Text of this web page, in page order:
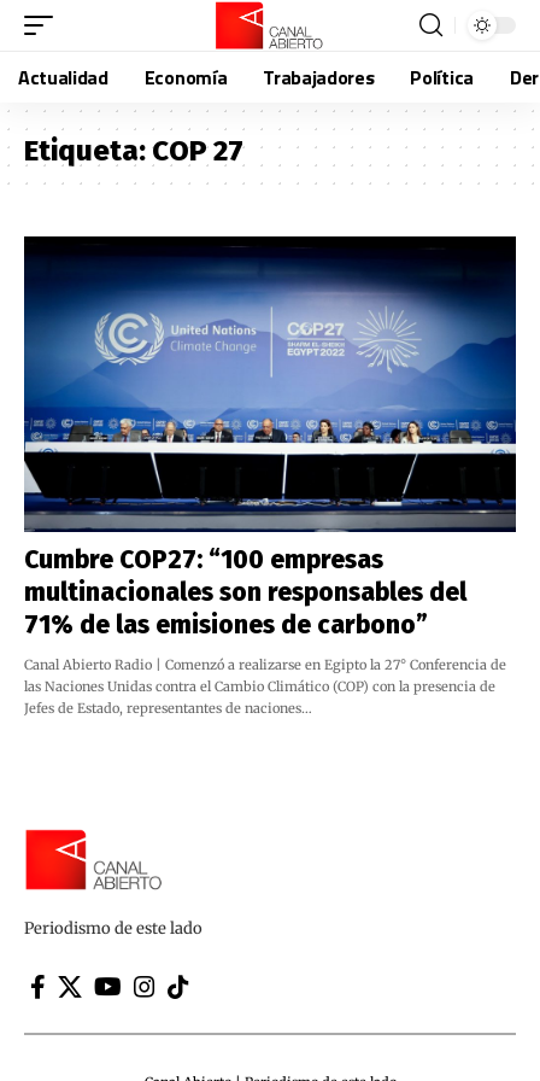
Actualidad Economía Trabajadores Política
Etiqueta:COP 27
Cumbre COP27: “100 empresas
multinacionales son responsables del
71% de las emisiones de carbono”
Canal Abierto Radio | Comenzó a realizarse en Egipto la 27° Conferencia de
las Naciones Unidas contra el Cambio Climático (COP) con la presencia de
Jefes de Estado, representantes de naciones…
Periodismo de este lado